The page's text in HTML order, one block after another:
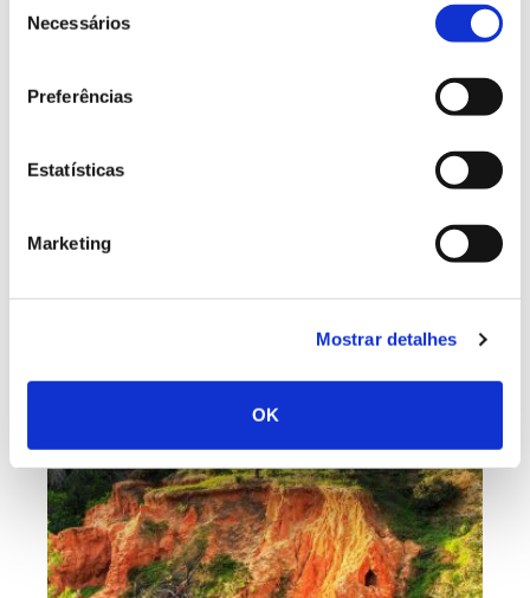
Necessários
Preferências
Estatísticas
Marketing
Mostrar detalhes
OK